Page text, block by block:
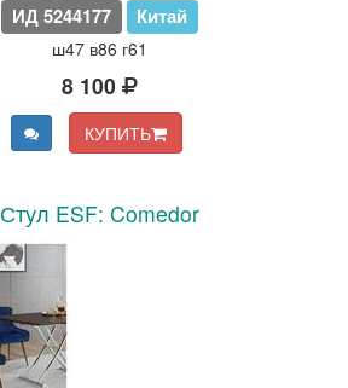
ИД 5244177 Китай
ш47 в86 г61
8 100
КУПИТЬ
Стул ESF: Comedor